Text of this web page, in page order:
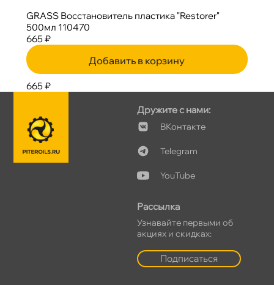
GRASS Восстановитель пластика "Restorer"
500мл 110470
665 ₽
Добавить в корзину
665 ₽
Дружите с нами:
Контакте
Telegram
YouTube
Рассылка
Узнавайте первыми о
акциях и скидках:
Подписаться